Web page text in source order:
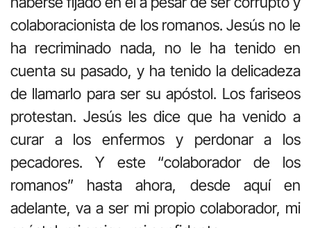
colaboracionista de los romanos. Jesús no le
ha recriminado nada, no le ha tenido en
cuenta su pasado, y ha tenido la delicadeza
de llamarlo para ser su apóstol. Los fariseos
protestan. Jesús les dice que ha venido a
curar a los enfermos y perdonar a los
pecadores. Y este “colaborador de los
romanos” hasta ahora, desde aquí en
adelante, va a ser mi propio colaborador, mi